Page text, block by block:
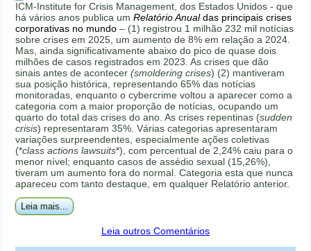
ICM-Institute for Crisis Management, dos Estados Unidos - que
há vários anos publica umRelatório Anualdas principais crises
corporativas no mundo – (1) registrou 1 milhão 232 mil notícias
sobre crises em 2025, um aumento de 8% em relação a 2024.
Mas, ainda significativamente abaixo do pico de quase dois
milhões de casos registrados em 2023. As crises que dão
sinais antes de acontecer(smoldering crises) (2) mantiveram
sua posição histórica, representando 65% das notícias
monitoradas, enquanto o cybercrime voltou a aparecer como a
categoria com a maior proporção de notícias, ocupando um
quarto do total das crises do ano. As crises repentinas (sudden
crisis) representaram 35%. Várias categorias apresentaram
variações surpreendentes, especialmente ações coletivas
(*class actions lawsuits*), com percentual de 2,24% caiu para o
menor nível; enquanto casos de assédio sexual (15,26%),
tiveram um aumento fora do normal. Categoria esta que nunca
apareceu com tanto destaque, em qualquer Relatório anterior.
Leia mais...
Leia outros Comentários